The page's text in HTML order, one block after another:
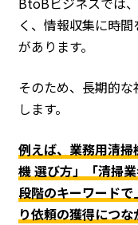
く、情報収集に時
があります。
そのため、長期的
します。
例えば、業務用清
機 選び方」「清掃
段階のキーワード
り依頼の獲得につな